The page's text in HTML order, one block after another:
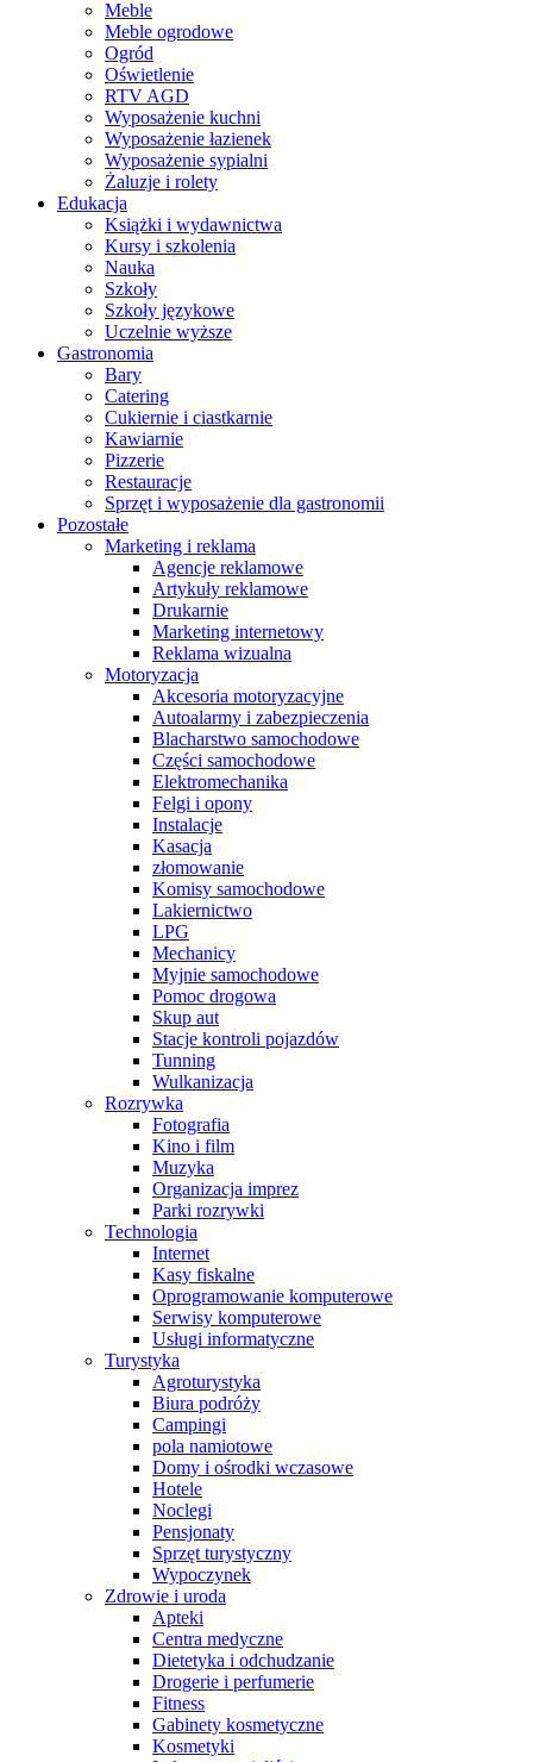
Meble
Meble ogrodowe
Ogród
Oświetlenie
RTV AGD
Wyposażenie kuchni
Wyposażenie łazienek
Wyposażenie sypialni
Żaluzje i rolety
Edukacja
Książki i wydawnictwa
Kursy i szkolenia
Nauka
Szkoły
Szkoły językowe
Uczelnie wyższe
Gastronomia
Bary
Catering
Cukiernie i ciastkarnie
Kawiarnie
Pizzerie
Restauracje
Sprzęt i wyposażenie dla gastronomii
Pozostałe
Marketing i reklama
Agencje reklamowe
Artykuły reklamowe
Drukarnie
Marketing internetowy
Reklama wizualna
Motoryzacja
Akcesoria motoryzacyjne
Autoalarmy i zabezpieczenia
Blacharstwo samochodowe
Części samochodowe
Elektromechanika
Felgi i opony
Instalacje
Kasacja
złomowanie
Komisy samochodowe
Lakiernictwo
LPG
Mechanicy
Myjnie samochodowe
Pomoc drogowa
Skup aut
Stacje kontroli pojazdów
Tunning
Wulkanizacja
Rozrywka
Fotografia
Kino i film
Muzyka
Organizacja imprez
Parki rozrywki
Technologia
Internet
Kasy fiskalne
Oprogramowanie komputerowe
Serwisy komputerowe
Usługi informatyczne
Turystyka
Agroturystyka
Biura podróży
Campingi
pola namiotowe
Domy i ośrodki wczasowe
Hotele
Noclegi
Pensjonaty
Sprzęt turystyczny
Wypoczynek
Zdrowie i uroda
Apteki
Centra medyczne
Dietetyka i odchudzanie
Drogerie i perfumerie
Fitness
Gabinety kosmetyczne
Kosmetyki